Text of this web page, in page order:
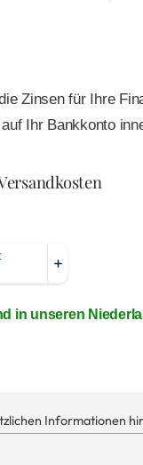
Zinsen für Ihre
Ihr Bankkonto
in unseren
Informationen